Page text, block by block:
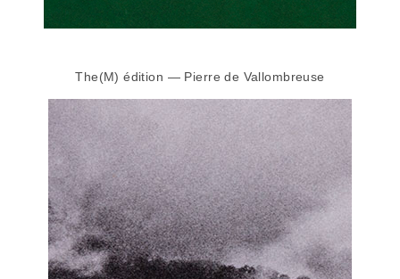
The(M) édition — Pierre de Vallombreuse